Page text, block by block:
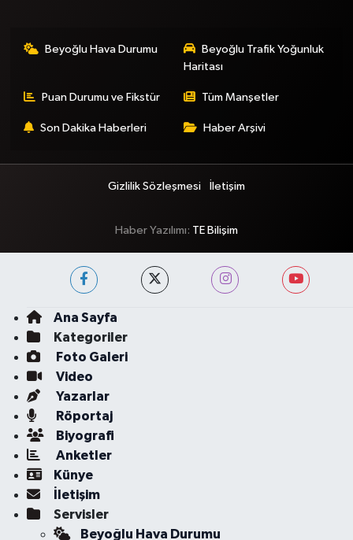
Beyoğlu Hava Durumu
Beyoğlu Trafik Yoğunluk
Haritası
Puan Durumu ve Fikstür Tüm Manşetler
Son Dakika Haberleri Haber Arşivi
Gizlilik Sözleşmesi İletişim
Haber Yazılımı: TE Bilişim
Ana Sayfa
Kategoriler
Foto Galeri
Video
Yazarlar
Röportaj
Biyografi
Anketler
Künye
İletişim
Servisler
Beyoğlu Hava Durumu